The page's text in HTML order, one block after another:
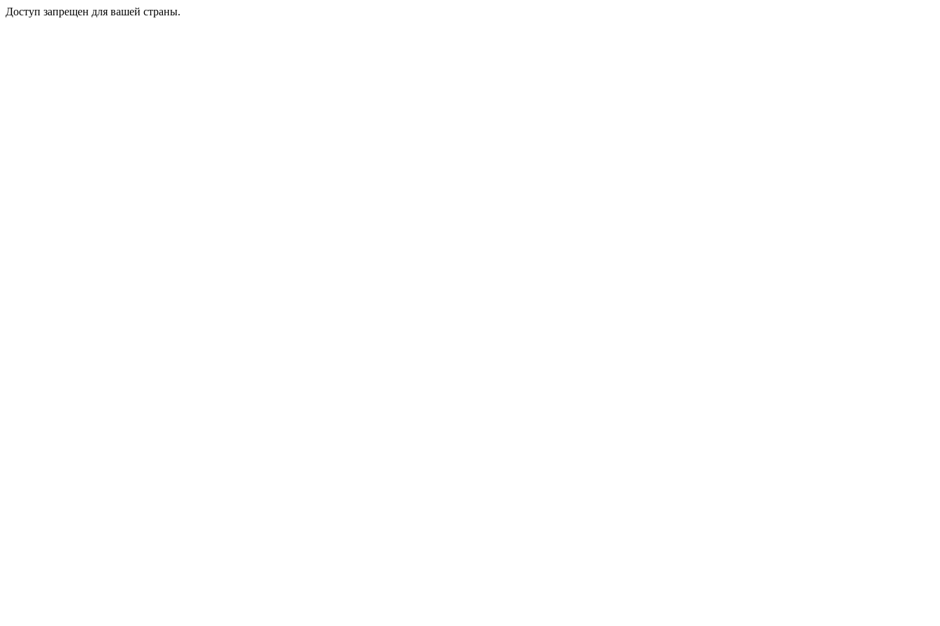
Доступ запрещен для вашей страны.